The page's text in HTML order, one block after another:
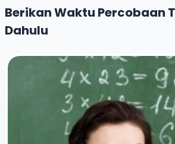
Berikan Waktu Percobaan
Dahulu